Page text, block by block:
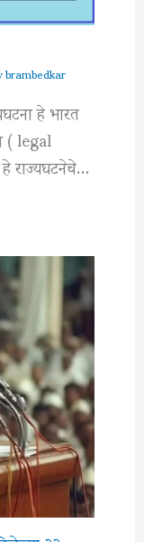
brambedkar
हे भारत
( legal
राज्यघटनेचे…